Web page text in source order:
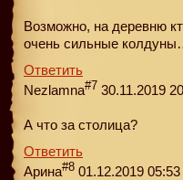
Возможно, на деревню
очень сильные
Ответить
Nezlamna#7 30.11.2019
А что за столица?
Ответить
Арина#8 01.12.2019 05:53